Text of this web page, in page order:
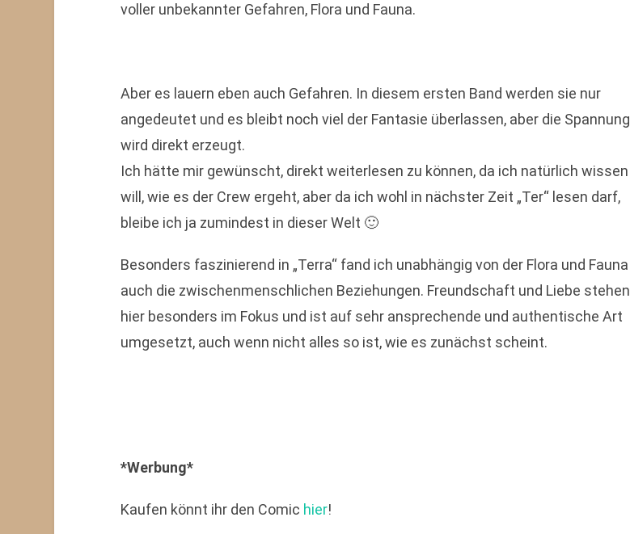
voller unbekannter Gefahren, Flora und Fauna.
Aber es lauern eben auch Gefahren. In diesem ersten Band werden sie nur
angedeutet und es bleibt noch viel der Fantasie überlassen, aber die Spannung
wird direkt erzeugt.
Ich hätte mir gewünscht, direkt weiterlesen zu können, da ich natürlich wissen
will, wie es der Crew ergeht, aber da ich wohl in nächster Zeit „Ter“ lesen darf,
bleibe ich ja zumindest in dieser Welt 🙂
Besonders faszinierend in „Terra“ fand ich unabhängig von der Flora und Fauna
auch die zwischenmenschlichen Beziehungen. Freundschaft und Liebe stehen
hier besonders im Fokus und ist auf sehr ansprechende und authentische Art
umgesetzt, auch wenn nicht alles so ist, wie es zunächst scheint.
*Werbung*
Kaufen könnt ihr den Comic hier!